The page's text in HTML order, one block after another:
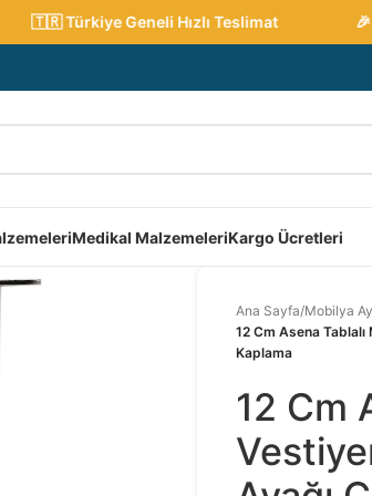
🇹🇷 Türkiye Geneli Hızlı Teslimat 🎉
Medikal MalzemeleriKargo Ücretleri
Ana Sayfa/Mobilya
12 Cm Asena
Kaplama
12 Cm